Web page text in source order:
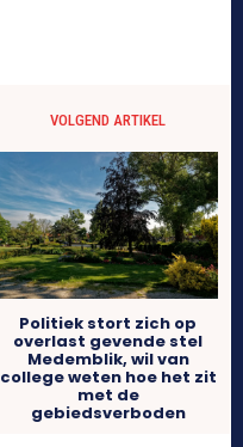
VOLGEND ARTIKEL
Politiek stort zich op
overlast gevende stel
Medemblik, wil van
college weten hoe het zit
met de
gebiedsverboden